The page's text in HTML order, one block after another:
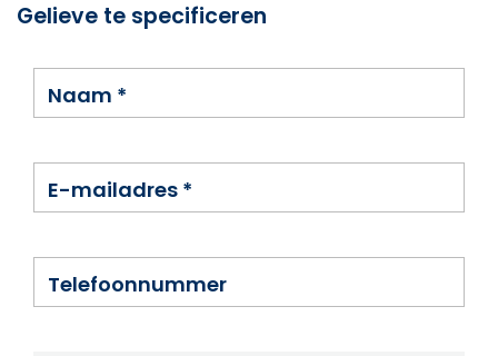
Gelieve te specificeren
Naam *
E-mailadres *
Telefoonnummer